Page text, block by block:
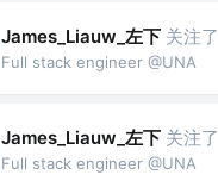
James_Liauw_左下 关注了
Full stack engineer @UNA
James_Liauw_左下 关注了
Full stack engineer @UNA